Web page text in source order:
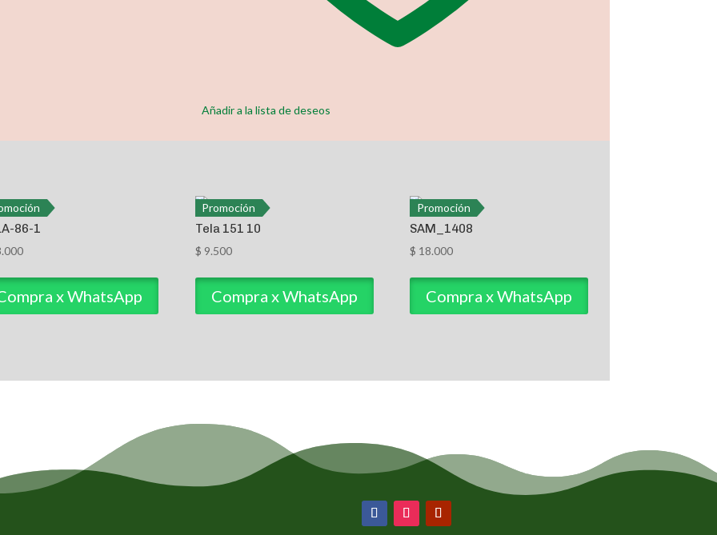
Añadir a la lista de deseos
86-1
x WhatsApp
Promoción
Tela 151 10
$ 9.500
Compra x WhatsApp
Promoción
SAM_1408
$ 18.000
Compra x WhatsApp